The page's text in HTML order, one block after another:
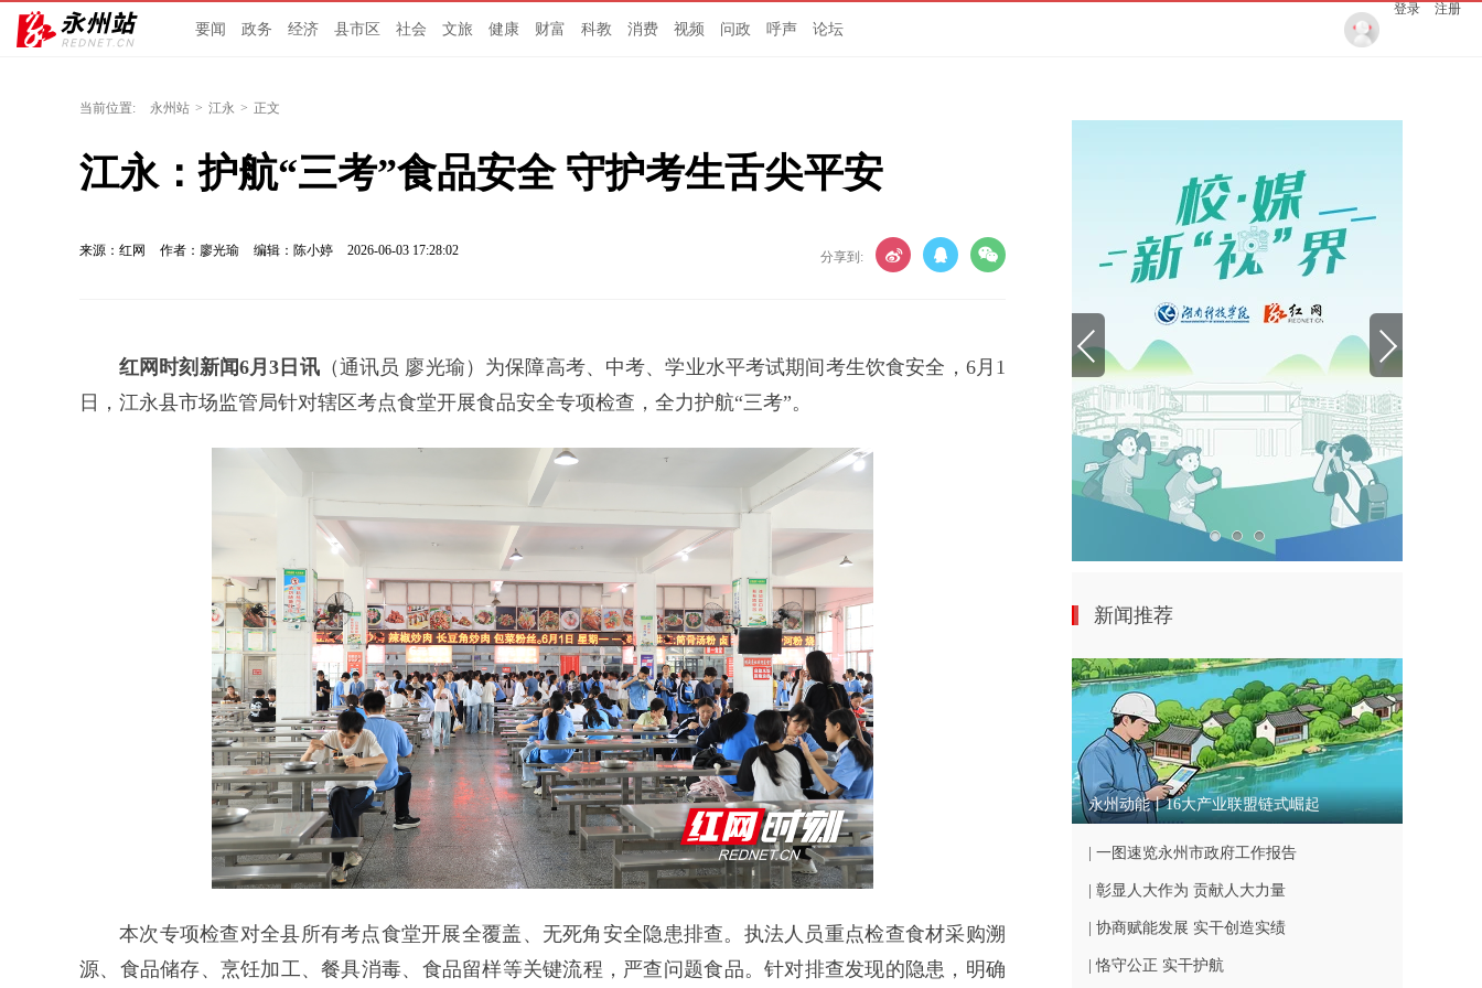
要闻 政务 经济 县市区 社会 文旅 健康 财富 科教 消费 视频 问政 呼声 论坛
登录 注册
当前位置: 永州站 > 江永 > 正文
江永：护航“三考”食品安全 守护考生舌尖平安
来源：红网 作者：廖光瑜 编辑：陈小婷 2026-06-03 17:28:02 分享到:
红网时刻新闻6月3日讯（通讯员 廖光瑜）为保障高考、中考、学业水平考试期间考生饮食安全，6月1
日，江永县市场监管局针对辖区考点食堂开展食品安全专项检查，全力护航“三考”。
本次专项检查对全县所有考点食堂开展全覆盖、无死角安全隐患排查。执法人员重点检查食材采购溯
源、食品储存、烹饪加工、餐具消毒、食品留样等关键流程，严查问题食品。针对排查发现的隐患，明确
新闻推荐
永州动能丨16大产业联盟链式崛起
| 一图速览永州市政府工作报告
| 彰显人大作为 贡献人大力量
| 协商赋能发展 实干创造实绩
| 恪守公正 实干护航